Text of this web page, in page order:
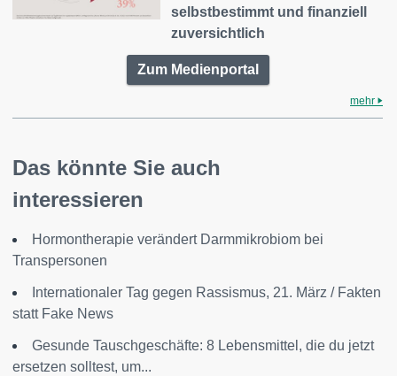
selbstbestimmt und finanziell
zuversichtlich
Zum Medienportal
mehr
Das könnte Sie auch
interessieren
Hormontherapie verändert Darmmikrobiom bei
Transpersonen
Internationaler Tag gegen Rassismus, 21. März / Fakten
statt Fake News
Gesunde Tauschgeschäfte: 8 Lebensmittel, die du jetzt
ersetzen solltest, um...